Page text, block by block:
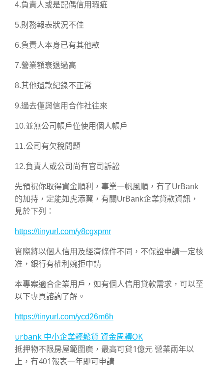
4.負責人或是配偶信用瑕疵
5.財務報表狀況不佳
6.負責人本身已有其他款
7.營業額衰退過高
8.其他還款紀錄不正常
9.過去僅與信用合作社往來
10.並無公司帳戶僅使用個人帳戶
11.公司有欠稅問題
12.負責人或公司尚有官司訴訟
先預祝你取得資金順利，事業一帆風順，有了UrBank
的加持，定能如虎添翼，有關UrBank企業貸款資訊，
見於下列：
https://tinyurl.com/y8cgxpmr
實際將以個人信用及經濟條件不同，不保證申請一定核
准，銀行有權利婉拒申請
本專案適合企業用戶，如有個人信用貸款需求，可以至
以下專頁諮詢了解。
https://tinyurl.com/ycd26m6h
urbank 中小企業輕鬆貸 資金周轉OK
抵押物不限房屋範圍廣，最高可貸1億元 營業兩年以
上，有401報表一年即可申請